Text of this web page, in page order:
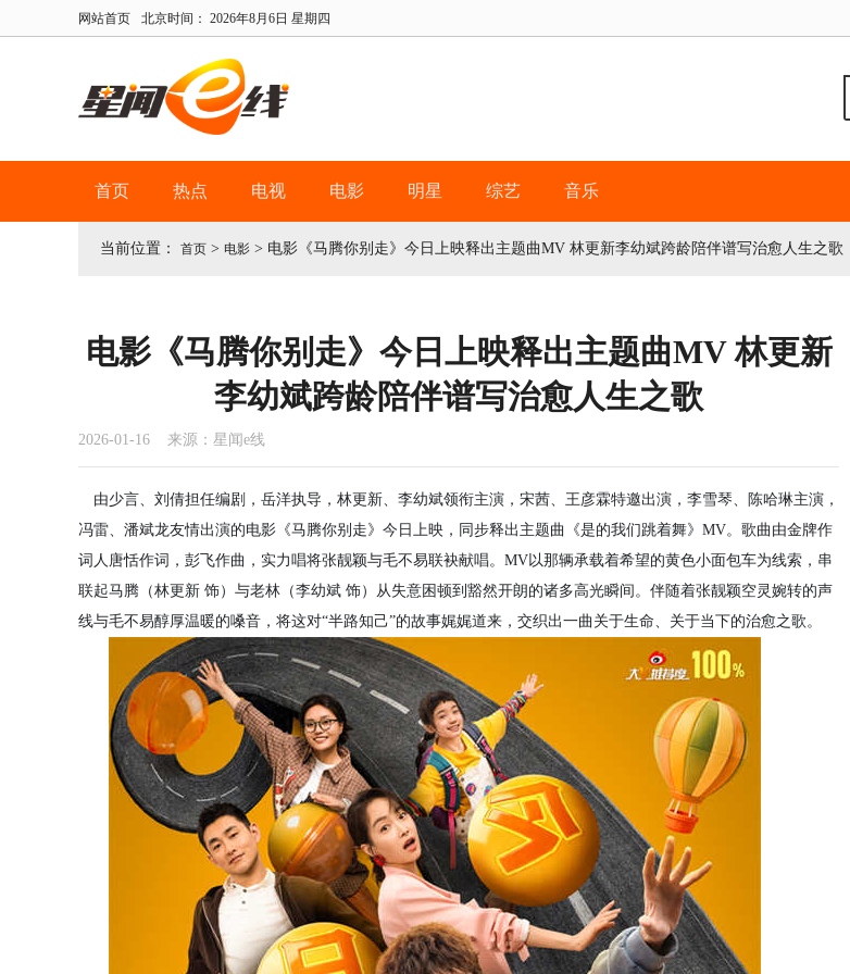
网站首页 北京时间： 2026年8月6日 星期四
首页 热点 电视 电影 明星 综艺 音乐
当前位置： 首页 > 电影 > 电影《马腾你别走》今日上映释出主题曲MV 林更新李幼斌跨龄陪伴谱写治愈人生之歌
电影《马腾你别走》今日上映释出主题曲MV 林更新
李幼斌跨龄陪伴谱写治愈人生之歌
2026-01-16 来源：星闻e线
由少言、刘倩担任编剧，岳洋执导，林更新、李幼斌领衔主演，宋茜、王彦霖特邀出演，李雪琴、陈哈琳主演，
冯雷、潘斌龙友情出演的电影《马腾你别走》今日上映，同步释出主题曲《是的我们跳着舞》MV。歌曲由金牌作
词人唐恬作词，彭飞作曲，实力唱将张靓颖与毛不易联袂献唱。MV以那辆承载着希望的黄色小面包车为线索，串
联起马腾（林更新 饰）与老林（李幼斌 饰）从失意困顿到豁然开朗的诸多高光瞬间。伴随着张靓颖空灵婉转的声
线与毛不易醇厚温暖的嗓音，将这对“半路知己”的故事娓娓道来，交织出一曲关于生命、关于当下的治愈之歌。